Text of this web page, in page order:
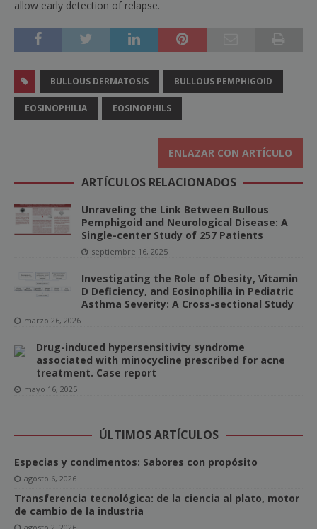
allow early detection of relapse.
BULLOUS DERMATOSIS BULLOUS PEMPHIGOID
EOSINOPHILIA EOSINOPHILS
ENLAZAR CON ARTÍCULO
ARTÍCULOS RELACIONADOS
Unraveling the Link Between Bullous
Pemphigoid and Neurological Disease: A
Single-center Study of 257 Patients
septiembre 16, 2025
Investigating the Role of Obesity, Vitamin
D Deficiency, and Eosinophilia in Pediatric
Asthma Severity: A Cross-sectional Study
marzo 26, 2026
Drug-induced hypersensitivity syndrome
associated with minocycline prescribed for acne
treatment. Case report
mayo 16, 2025
ÚLTIMOS ARTÍCULOS
Especias y condimentos: Sabores con propósito
agosto 6, 2026
Transferencia tecnológica: de la ciencia al plato, motor
de cambio de la industria